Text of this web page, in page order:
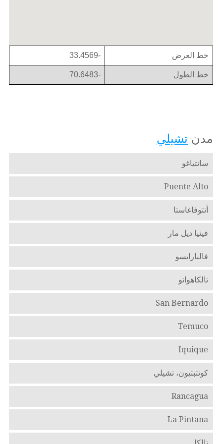
خط العرض -33.4569
خط الطول -70.6483
مدن تشيلي
سانتياغو
Puente Alto
أنتوفاغاستا
فينيا ديل مار
فالبارايسو
تالكاهوانو
San Bernardo
Temuco
Iquique
كونثبثيون، تشيلي
Rancagua
La Pintana